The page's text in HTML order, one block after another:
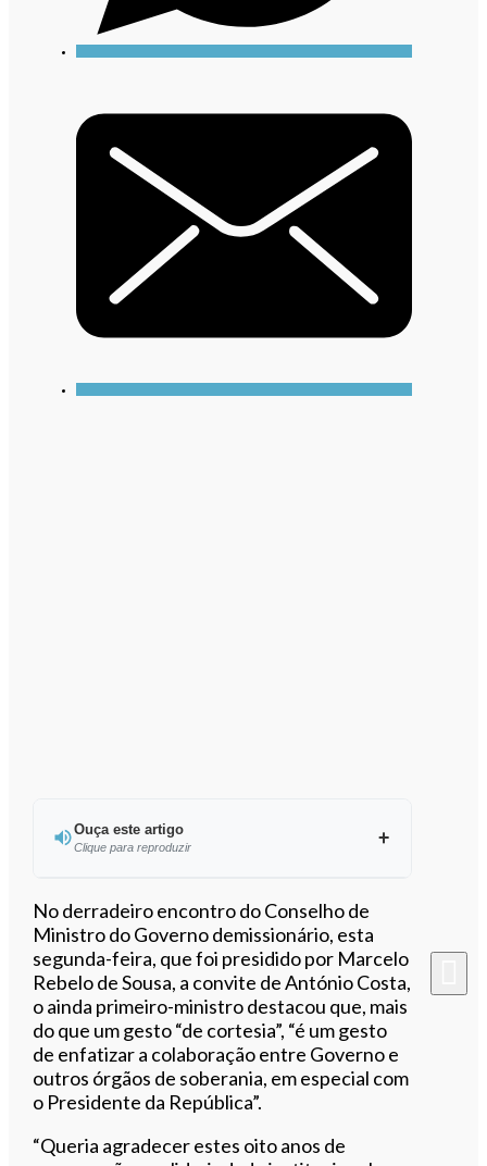
Ouça este artigo
Clique para reproduzir
Ouvir este artigo
No derradeiro encontro do Conselho de
Ministro do Governo demissionário, esta
segunda-feira, que foi presidido por Marcelo
Rebelo de Sousa, a convite de António Costa,
o ainda primeiro-ministro destacou que, mais
do que um gesto “de cortesia”, “é um gesto
de enfatizar a colaboração entre Governo e
outros órgãos de soberania, em especial com
o Presidente da República”.
“Queria agradecer estes oito anos de